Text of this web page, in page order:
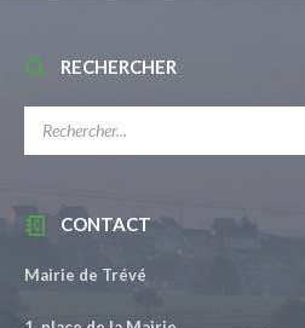
RECHERCHER
CONTACT
Mairie de Trévé